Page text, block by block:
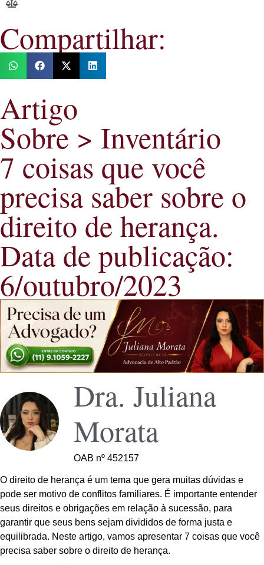
Compartilhar:
Artigo
Sobre > Inventário
7 coisas que você
precisa saber sobre o
direito de herança.
Data de publicação:
6/outubro/2023
Dra. Juliana
Morata
OAB nº 452157
O direito de herança é um tema que gera muitas dúvidas e
pode ser motivo de conflitos familiares. É importante entender
seus direitos e obrigações em relação à sucessão, para
garantir que seus bens sejam divididos de forma justa e
equilibrada. Neste artigo, vamos apresentar 7 coisas que você
precisa saber sobre o direito de herança.